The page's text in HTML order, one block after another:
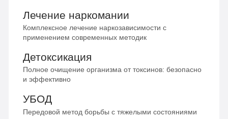
Лечение наркомании
Комплексное лечение наркозависимости с
применением современных методик
Детоксикация
Полное очищение организма от токсинов: безопасно
и эффективно
УБОД
Передовой метод борьбы с тяжелыми состояниями